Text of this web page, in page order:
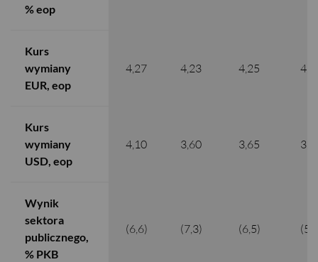
% eop
Kurs
wymiany
EUR, eop
4,27 4,23 4,25
Kurs
wymiany
USD, eop
4,10 3,60 3,65
Wynik
sektora
publicznego,
% PKB
(6,6) (7,3) (6,5)